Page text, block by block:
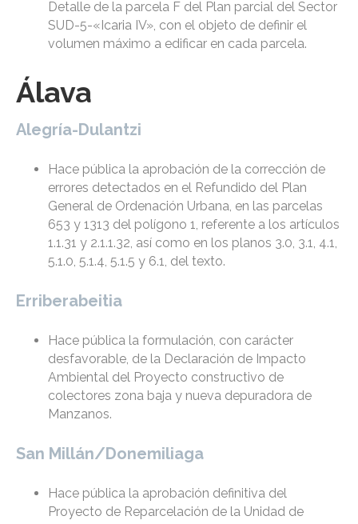
Detalle de la parcela F del Plan parcial del Sector
SUD-5-«Icaria IV», con el objeto de definir el
volumen máximo a edificar en cada parcela.
Álava
Alegría-Dulantzi
Hace pública la aprobación de la corrección de
errores detectados en el Refundido del Plan
General de Ordenación Urbana, en las parcelas
653 y 1313 del polígono 1, referente a los artículos
1.1.31 y 2.1.1.32, así como en los planos 3.0, 3.1, 4.1,
5.1.0, 5.1.4, 5.1.5 y 6.1, del texto.
Erriberabeitia
Hace pública la formulación, con carácter
desfavorable, de la Declaración de Impacto
Ambiental del Proyecto constructivo de
colectores zona baja y nueva depuradora de
Manzanos.
San Millán/Donemiliaga
Hace pública la aprobación definitiva del
Proyecto de Reparcelación de la Unidad de